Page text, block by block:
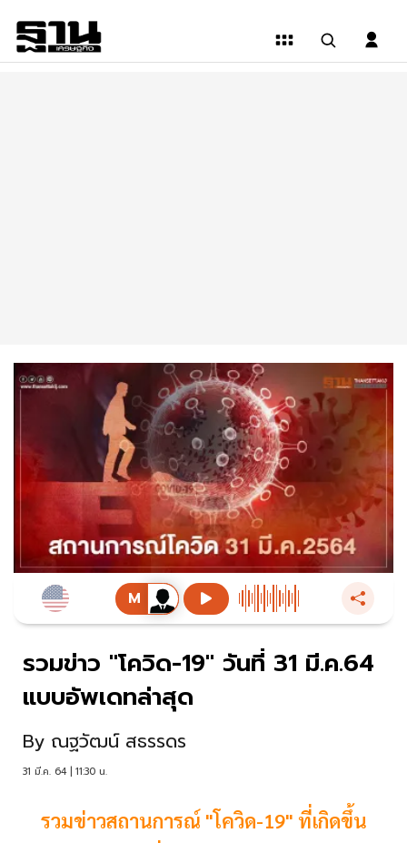
รวมข่าว "โควิด-19" วันที่ 31 มี.ค.64
แบบอัพเดทล่าสุด
By ณฐวัฒน์ สธรรดร
31 มี.ค. 64 | 11:30 น.
รวมข่าวสถานการณ์ "โควิด-19" ที่เกิดขึ้น